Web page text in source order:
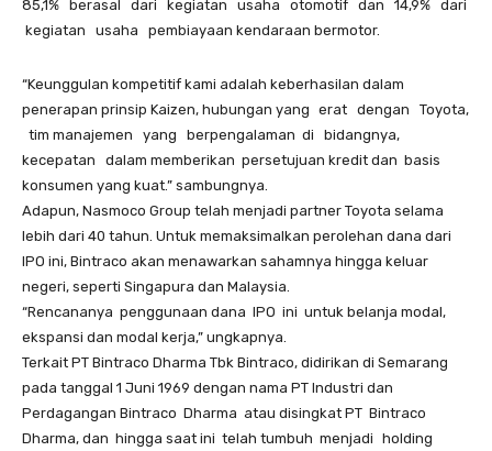
‬85,1%‭ ‬ ‭ ‬berasal‭ ‬ ‭ ‬dari‭ ‬ ‭ ‬kegiatan‭ ‬ ‭ ‬usaha‭ ‬ ‭ ‬otomotif‭ ‬ ‭ ‬dan‭ ‬ ‭ ‬14,9%‭ ‬ ‭ ‬dari‭ ‬
‭ ‬kegiatan‭ ‬ ‭ ‬usaha‭ ‬ ‭ ‬pembiayaan kendaraan bermotor.
“Keunggulan kompetitif kami adalah keberhasilan dalam
penerapan prinsip Kaizen, hubungan yang erat ‭ ‬dengan Toyota,
‭ tim ‬manajemen ‭ ‬yang ‭ ‬berpengalaman ‭ ‬di ‭ ‬bidangnya, ‭
‬kecepatan ‭ ‬dalam memberikan‭ ‬ persetujuan kredit dan‭ ‬ basis
konsumen yang kuat.” sambungnya. ‭ ‬
Adapun, Nasmoco Group telah menjadi partner Toyota selama
lebih dari 40 tahun. Untuk memaksimalkan perolehan dana dari
IPO ini, Bintraco akan menawarkan sahamnya hingga keluar
negeri, seperti Singapura dan Malaysia.
“Rencananya ‭ ‬penggunaan dana ‭ ‬IPO‭ ‬ ini‭ ‬ untuk belanja modal,
ekspansi dan modal kerja,” ungkapnya.
‭Terkait PT Bintraco Dharma Tbk ‬Bintraco, didirikan di Semarang
pada tanggal 1 Juni 1969 dengan nama PT Industri dan
Perdagangan Bintraco ‭ ‬Dharma‭ ‬ atau disingkat PT‭ ‬ Bintraco ‭
‬Dharma, dan ‭ ‬hingga saat ini ‭ ‬telah tumbuh ‭ ‬menjadi holding